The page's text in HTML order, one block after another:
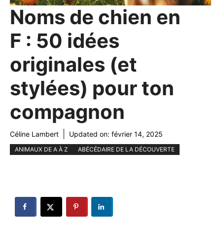
Noms de chien en
F : 50 idées
originales (et
stylées) pour ton
compagnon
Céline Lambert Updated on: février 14, 2025
ANIMAUX DE A À Z ABÉCÉDAIRE DE LA DÉCOUVERTE